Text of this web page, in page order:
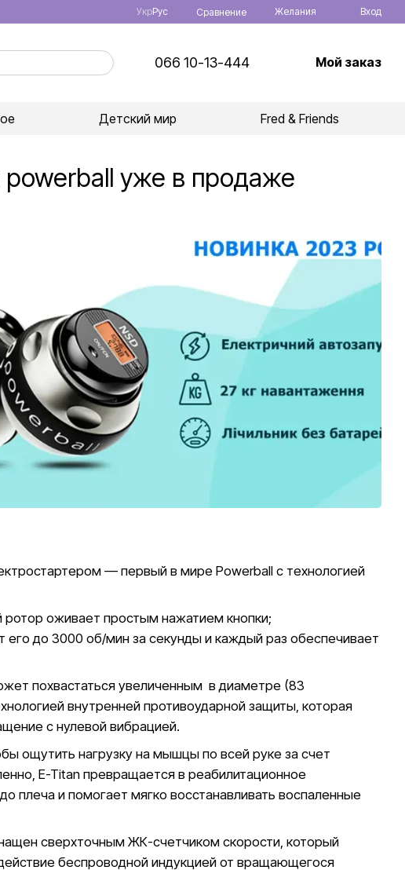
УкрРус Сравнение Желания Вход
066 10-13-444 Мой заказ
Детский мир Fred & Friends
уже в продаже
— первый в мире Powerball с технологией
оживает простым нажатием кнопки;
до 3000 об/мин за секунды и каждый раз обеспечивает
похвастаться увеличенным в диаметре (83
внутренней противоударной защиты, которая
с нулевой вибрацией.
ощутить нагрузку на мышцы по всей руке за счет
E-Titan превращается в реабилитационное
плеча и помогает мягко восстанавливать воспаленные
сверхточным ЖК-счетчиком скорости, который
беспроводной индукцией от вращающегося